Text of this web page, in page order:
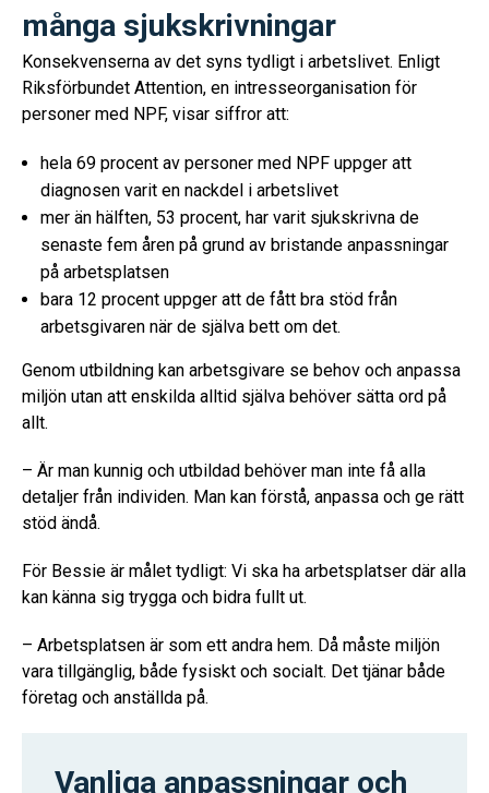
många sjukskrivningar
Konsekvenserna av det syns tydligt i arbetslivet. Enligt
Riksförbundet Attention, en intresseorganisation för
personer med NPF, visar siffror att:
hela 69 procent av personer med NPF uppger att
diagnosen varit en nackdel i arbetslivet
mer än hälften, 53 procent, har varit sjukskrivna de
senaste fem åren på grund av bristande anpassningar
på arbetsplatsen
bara 12 procent uppger att de fått bra stöd från
arbetsgivaren när de själva bett om det.
Genom utbildning kan arbetsgivare se behov och anpassa
miljön utan att enskilda alltid själva behöver sätta ord på
allt.
– Är man kunnig och utbildad behöver man inte få alla
detaljer från individen. Man kan förstå, anpassa och ge rätt
stöd ändå.
För Bessie är målet tydligt: Vi ska ha arbetsplatser där alla
kan känna sig trygga och bidra fullt ut.
– Arbetsplatsen är som ett andra hem. Då måste miljön
vara tillgänglig, både fysiskt och socialt. Det tjänar både
företag och anställda på.
Vanliga anpassningar och